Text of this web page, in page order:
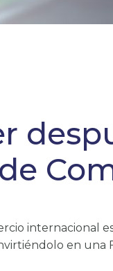
internacional
en una